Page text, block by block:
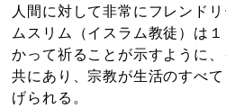
人間に対して非常にフレンド
ムスリム（イスラム教徒）は
かって祈ることが示すように
共にあり、宗教が生活のすべ
げられる。